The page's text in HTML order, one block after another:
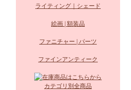
ライティング｜シェード
絵画 | 額装品
ファニチャー | パーツ
ファインアンティーク
カテゴリ別全商品